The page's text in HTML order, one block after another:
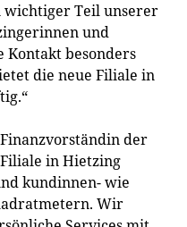
wichtiger Teil unserer
und
besonders
die neue Filiale in
der
in Hietzing
kundinnen- wie
Wir